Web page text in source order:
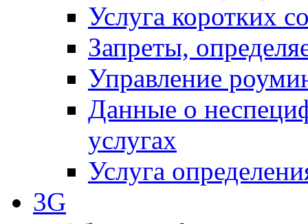
Услуга коротких
Запреты,
Управление
Данные о
услугах
Услуга
3G